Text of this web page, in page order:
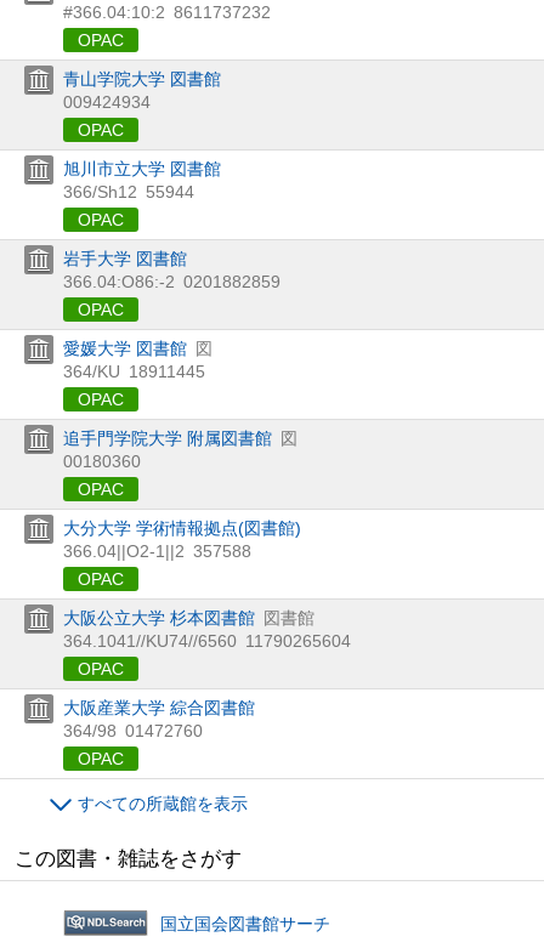
#366.04:10:2 8611737232
OPAC
青山学院大学 図書館
009424934
OPAC
旭川市立大学 図書館
366/Sh12 55944
OPAC
岩手大学 図書館
366.04:O86:-2 0201882859
OPAC
愛媛大学 図書館 図
364/KU 18911445
OPAC
追手門学院大学 附属図書館 図
00180360
OPAC
大分大学 学術情報拠点(図書館)
366.04||O2-1||2 357588
OPAC
大阪公立大学 杉本図書館 図書館
364.1041//KU74//6560 11790265604
OPAC
大阪産業大学 綜合図書館
364/98 01472760
OPAC
すべての所蔵館を表示
この図書・雑誌をさがす
国立国会図書館サーチ